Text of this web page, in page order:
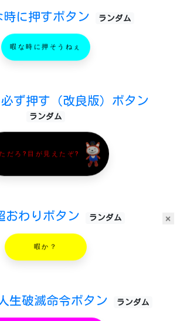
×
時に押すボタン ランダム
暇な時に押そうねぇ
ず押す（改良版）ボタン
ランダム
だろ?目が見えたぞ?
おわりボタン ランダム
暇か？
人生破滅命令ボタン ランダム